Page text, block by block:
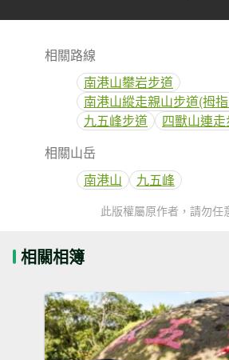
相關路線
南港山攀岩步道
九五峰步道
四獸山連
相關山岳
南港山
九五峰
此版權屬原作者，請勿任
相關相簿